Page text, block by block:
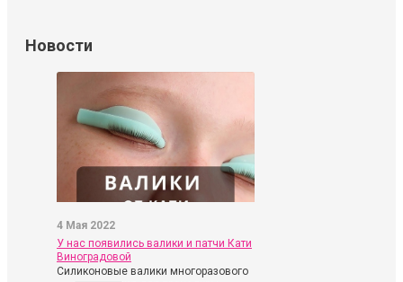
Новости
4 Мая 2022
У нас появились валики и патчи Кати
Виноградовой
Силиконовые валики многоразового